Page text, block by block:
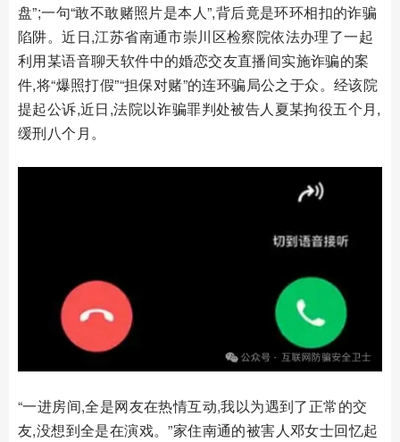
盘”;一句“敢不敢赌照片是本人”,背后竟是环环相扣的诈骗
陷阱。近日,江苏省南通市崇川区检察院依法办理了一起
利用某语音聊天软件中的婚恋交友直播间实施诈骗的案
件,将“爆照打假”“担保对赌”的连环骗局公之于众。经该院
提起公诉,近日,法院以诈骗罪判处被告人夏某拘役五个月,
缓刑八个月。
“一进房间,全是网友在热情互动,我以为遇到了正常的交
友,没想到全是在演戏。”家住南通的被害人邓女士回忆起